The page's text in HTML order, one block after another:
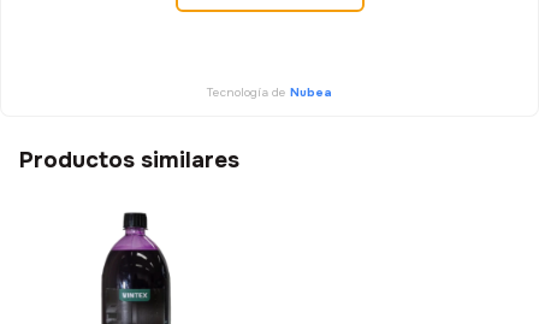
Tecnología de Nubea
Productos similares